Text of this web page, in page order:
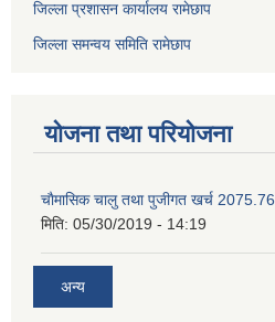
जिल्ला प्रशासन कार्यालय रामेछाप
जिल्ला समन्वय समिति रामेछाप
योजना तथा परियोजना
चाैमासिक चालु तथा पुजीगत खर्च 2075.76
मिति: 05/30/2019 - 14:19
अन्य